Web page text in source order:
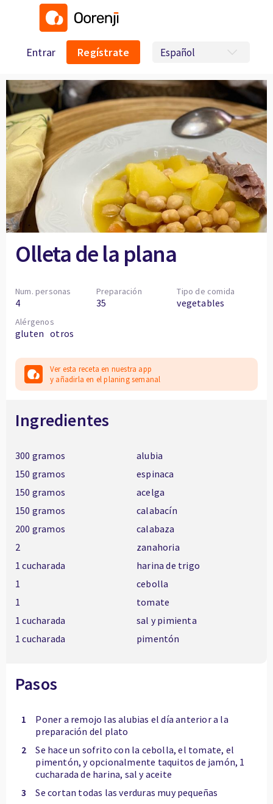
Entrar Regístrate
Olleta de la plana
Num. personas
4
Preparación
35
Tipo de comida
vegetables
Alérgenos
gluten otros
Ver esta receta en nuestra app
y añadirla en el planing semanal
Ingredientes
300 gramos
alubia
150 gramos
espinaca
150 gramos
acelga
150 gramos
calabacín
200 gramos
calabaza
2
zanahoria
1 cucharada
harina de trigo
1
cebolla
1
tomate
1 cucharada
sal y pimienta
1 cucharada
pimentón
Pasos
1
Poner a remojo las alubias el día anterior a la
preparación del plato
2
Se hace un sofrito con la cebolla, el tomate, el
pimentón, y opcionalmente taquitos de jamón, 1
cucharada de harina, sal y aceite
3
Se cortan todas las verduras muy pequeñas